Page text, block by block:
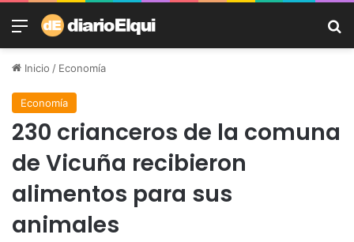
Menú
Inicio / Economía
Economía
230 crianceros de la comuna
de Vicuña recibieron
alimentos para sus
animales